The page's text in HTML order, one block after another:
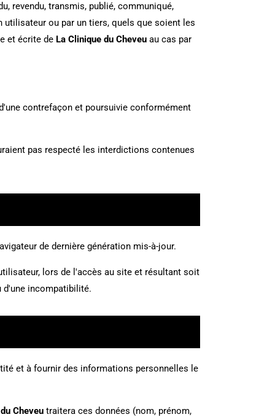
revendu, transmis, publié, communiqué,
utilisateur ou par un tiers, quels que soient les
et écrite de La Clinique du Cheveu au cas par
contrefaçon et poursuivie conformément
pas respecté les interdictions contenues
de dernière génération mis-à-jour.
lors de l'accès au site et résultant soit
d'une incompatibilité.
et à fournir des informations personnelles le
Cheveu traitera ces données (nom, prénom,